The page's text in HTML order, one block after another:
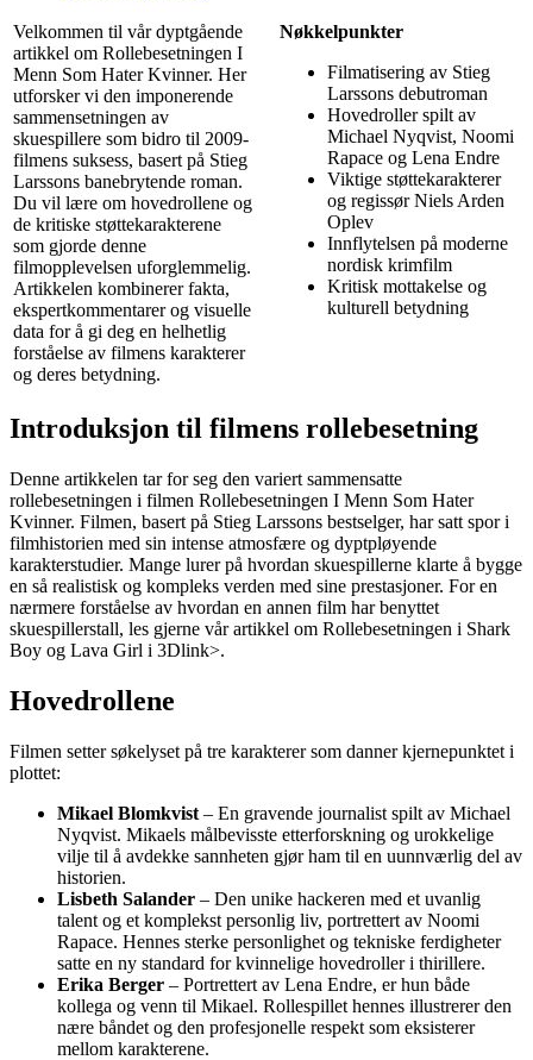
Velkommen til vår dyptgående
artikkel om Rollebesetningen I
Menn Som Hater Kvinner. Her
utforsker vi den imponerende
sammensetningen av
skuespillere som bidro til 2009-
filmens suksess, basert på Stieg
Larssons banebrytende roman.
Du vil lære om hovedrollene og
de kritiske støttekarakterene
som gjorde denne
filmopplevelsen uforglemmelig.
Artikkelen kombinerer fakta,
ekspertkommentarer og visuelle
data for å gi deg en helhetlig
forståelse av filmens karakterer
og deres betydning.
Nøkkelpunkter
Filmatisering av Stieg
Larssons debutroman
Hovedroller spilt av
Michael Nyqvist, Noomi
Rapace og Lena Endre
Viktige støttekarakterer
og regissør Niels Arden
Oplev
Innflytelsen på moderne
nordisk krimfilm
Kritisk mottakelse og
kulturell betydning
Introduksjon til filmens rollebesetning
Denne artikkelen tar for seg den variert sammensatte
rollebesetningen i filmen Rollebesetningen I Menn Som Hater
Kvinner. Filmen, basert på Stieg Larssons bestselger, har satt spor i
filmhistorien med sin intense atmosfære og dyptpløyende
karakterstudier. Mange lurer på hvordan skuespillerne klarte å bygge
en så realistisk og kompleks verden med sine prestasjoner. For en
nærmere forståelse av hvordan en annen film har benyttet
skuespillerstall, les gjerne vår artikkel om Rollebesetningen i Shark
Boy og Lava Girl i 3Dlink>.
Hovedrollene
Filmen setter søkelyset på tre karakterer som danner kjernepunktet i
plottet:
Mikael Blomkvist – En gravende journalist spilt av Michael
Nyqvist. Mikaels målbevisste etterforskning og urokkelige
vilje til å avdekke sannheten gjør ham til en uunnværlig del av
historien.
Lisbeth Salander – Den unike hackeren med et uvanlig
talent og et komplekst personlig liv, portrettert av Noomi
Rapace. Hennes sterke personlighet og tekniske ferdigheter
satte en ny standard for kvinnelige hovedroller i thirillere.
Erika Berger – Portrettert av Lena Endre, er hun både
kollega og venn til Mikael. Rollespillet hennes illustrerer den
nære båndet og den profesjonelle respekt som eksisterer
mellom karakterene.